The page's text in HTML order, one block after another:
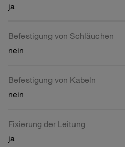
ja
Befestigung von Schläuchen
nein
Befestigung von Kabeln
nein
Fixierung der Leitung
ja